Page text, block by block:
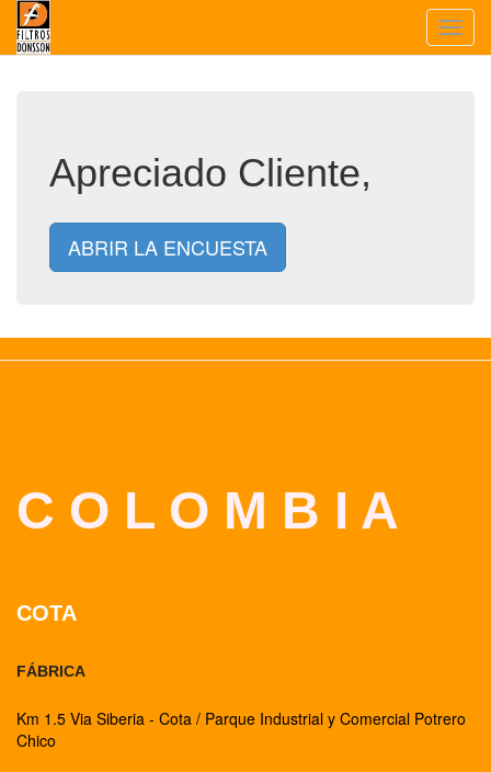
Apreciado Cliente,
ABRIR LA ENCUESTA
C O L O M B I A
COTA
FÁBRICA
Km 1.5 Via Siberia - Cota / Parque Industrial y Comercial Potrero
Chico